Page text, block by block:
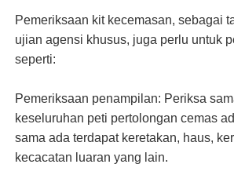
Pemeriksaan kit kecemasan, sebagai
ujian agensi khusus, juga perlu untuk
seperti:
Pemeriksaan penampilan: Periksa
keseluruhan peti pertolongan cemas
sama ada terdapat keretakan, haus,
kecacatan luaran yang lain.